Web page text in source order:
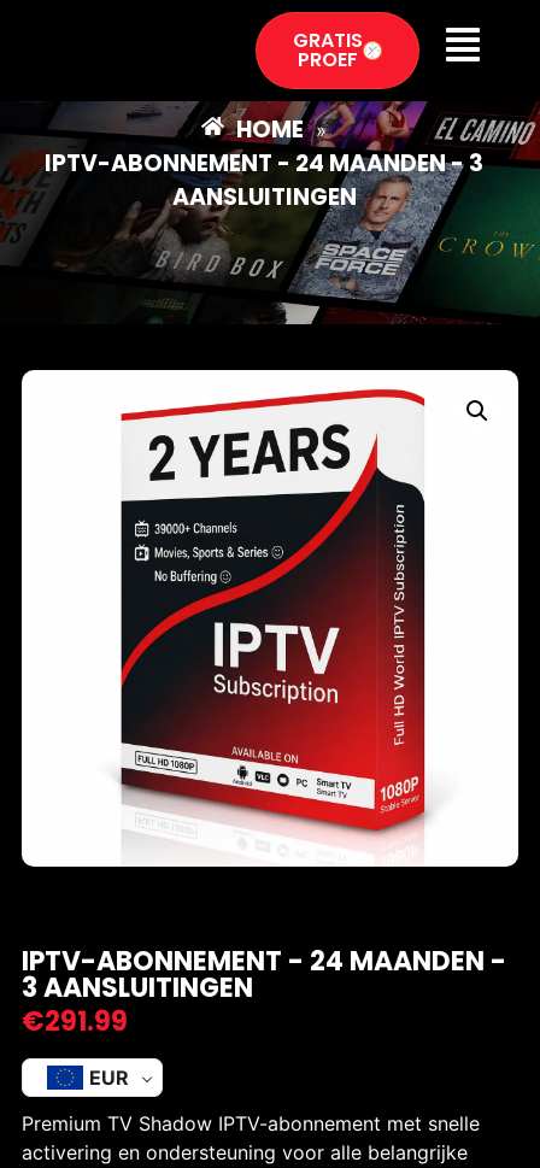
GRATIS
PROEF
HOME »
IPTV-ABONNEMENT - 24 MAANDEN - 3
AANSLUITINGEN
IPTV-ABONNEMENT - 24 MAANDEN -
3 AANSLUITINGEN
€291.99
EUR
Premium TV Shadow IPTV-abonnement met snelle
activering en ondersteuning voor alle belangrijke